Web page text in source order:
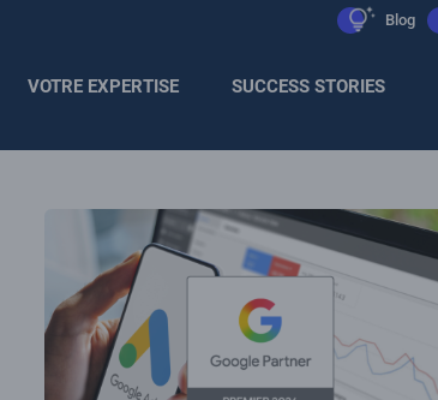
Blog
icon
VOTRE EXPERTISE SUCCESS STORIES